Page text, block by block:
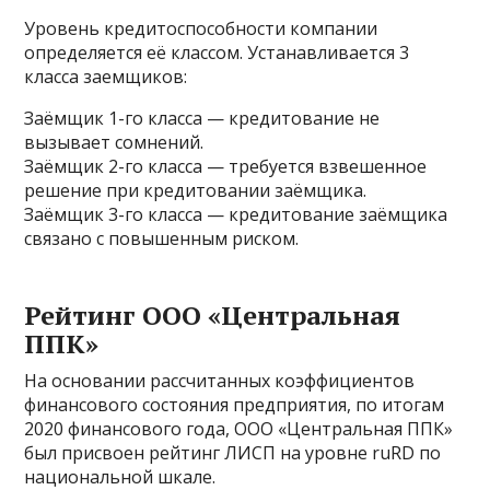
Уровень кредитоспособности компании
определяется её классом. Устанавливается 3
класса заемщиков:
Заёмщик 1-го класса — кредитование не
вызывает сомнений.
Заёмщик 2-го класса — требуется взвешенное
решение при кредитовании заёмщика.
Заёмщик 3-го класса — кредитование заёмщика
связано с повышенным риском.
Рейтинг ООО «Центральная
ППК»
На основании рассчитанных коэффициентов
финансового состояния предприятия, по итогам
2020 финансового года, ООО «Центральная ППК»
был присвоен рейтинг ЛИСП на уровне ruRD по
национальной шкале.